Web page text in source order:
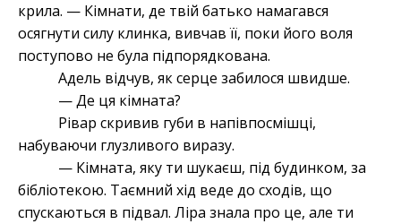
крила. — Кімнати, де твій батько намагався
осягнути силу клинка, вивчав її, поки його воля
поступово не була підпорядкована.
Адель відчув, як серце забилося швидше.
— Де ця кімната?
Рівар скривив губи в напівпосмішці,
набуваючи глузливого виразу.
— Кімната, яку ти шукаєш, під будинком, за
бібліотекою. Таємний хід веде до сходів, що
спускаються в підвал. Ліра знала про це, але ти